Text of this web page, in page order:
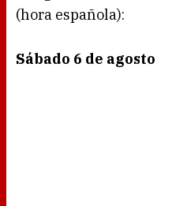
(hora española):
Sábado 6 de agosto